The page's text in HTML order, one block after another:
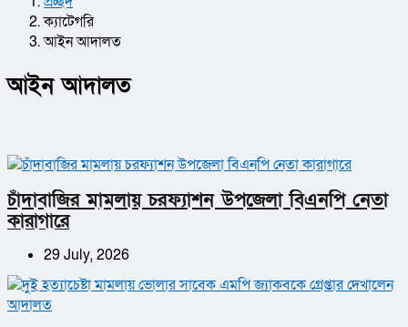
ক্যাটেগরি
আইন আদালত
আইন আদালত
চাঁদাবাজির মামলায় চরফ্যাশন উপজেলা বিএনপি নেতা
কারাগারে
29 July, 2026